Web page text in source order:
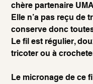
chère partenaire
Elle n’a pas reçu de
conserve donc
Le fil est régulier,
tricoter ou à
Le micronage de ce